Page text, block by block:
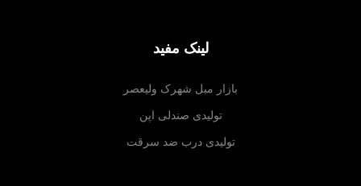
لینک مفید
بازار مبل شهرک ولیعصر
تولیدی صندلی اپن
تولیدی درب ضد سرقت